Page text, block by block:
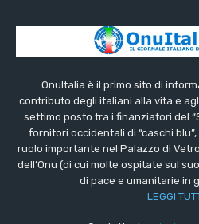
OnuItalia è il primo sito di
contributo degli italiani alla vita e
settimo posto tra i finanziatori del
fornitori occidentali di “caschi
ruolo importante nel Palazzo di
dell’Onu (di cui molte ospitate sul
di pace e umanitarie in
LEGGI